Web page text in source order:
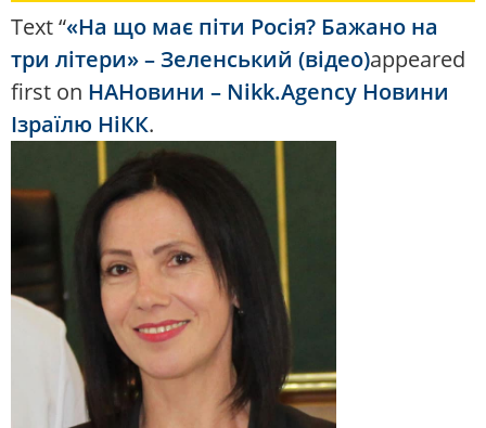
Text “«На що має піти Росія? Бажано на
три літери» – Зеленський (відео)appeared
first on НАНовини – Nikk.Agency Новини
Ізраїлю НіКК.